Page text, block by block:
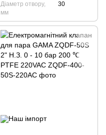
Діаметр отвору,
мм
30